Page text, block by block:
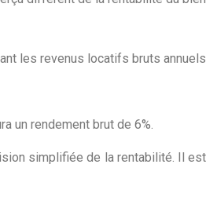
les revenus locatifs bruts
un rendement brut de 6%.
simplifiée de la rentabilité. Il